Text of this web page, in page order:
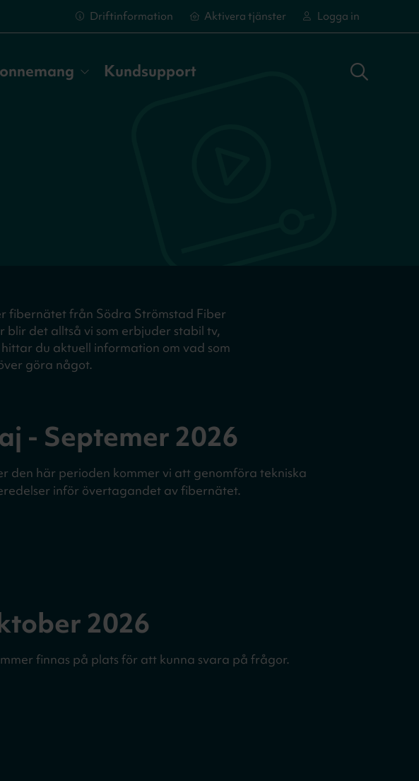
Driftinformation Aktivera tjänster Logga in
Aktivera tjänster
Kundsupport
fibernätet från Södra Strömstad Fiber
blir det alltså vi som erbjuder stabil tv,
du aktuell information om vad som
göra något.
- Septemer 2026
den här perioden kommer vi att genomföra tekniska
inför övertagandet av fibernätet.
2026
finnas på plats för att kunna svara på frågor.